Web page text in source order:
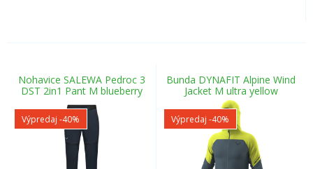
Nohavice SALEWA Pedroc 3
DST 2in1 Pant M blueberry
Výpredaj -40%
Bunda DYNAFIT Alpine Wind
Jacket M ultra yellow
Výpredaj -40%